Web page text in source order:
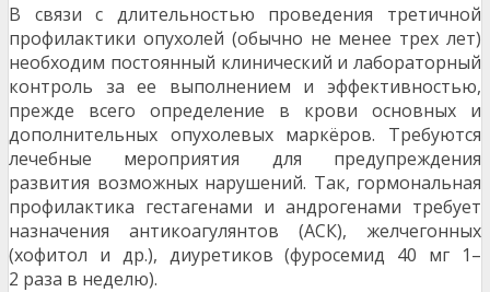
В связи с длительностью проведения третичной
профилактики опухолей (обычно не менее трех лет)
необходим постоянный клинический и лабораторный
контроль за ее выполнением и эффективностью,
прежде всего определение в крови основных и
дополнительных опухолевых маркёров. Требуются
лечебные мероприятия для предупреждения
развития возможных нарушений. Так, гормональная
профилактика гестагенами и андрогенами требует
назначения антикоагулянтов (АСК), желчегонных
(хофитол и др.), диуретиков (фуросемид 40 мг 1–
2 раза в неделю).